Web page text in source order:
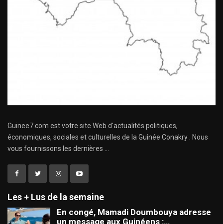
Guinee7.com est votre site Web d'actualités politiques,
économiques, sociales et culturelles de la Guinée Conakry . Nous
vous fournissons les dernières ...
Les + Lus de la semaine
En congé, Mamadi Doumbouya adresse
un message aux Guinéens :…